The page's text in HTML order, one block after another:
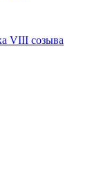
VIII созыва